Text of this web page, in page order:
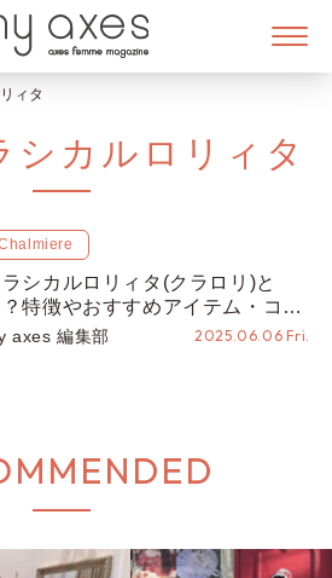
ィタ
シカルロリィタ
ラシカルロリィタ(クラロリ)と
特徴やおすすめアイテム・コー
ネート&ファッションのコツを
axes 編集部 2025.06.06 Fri.